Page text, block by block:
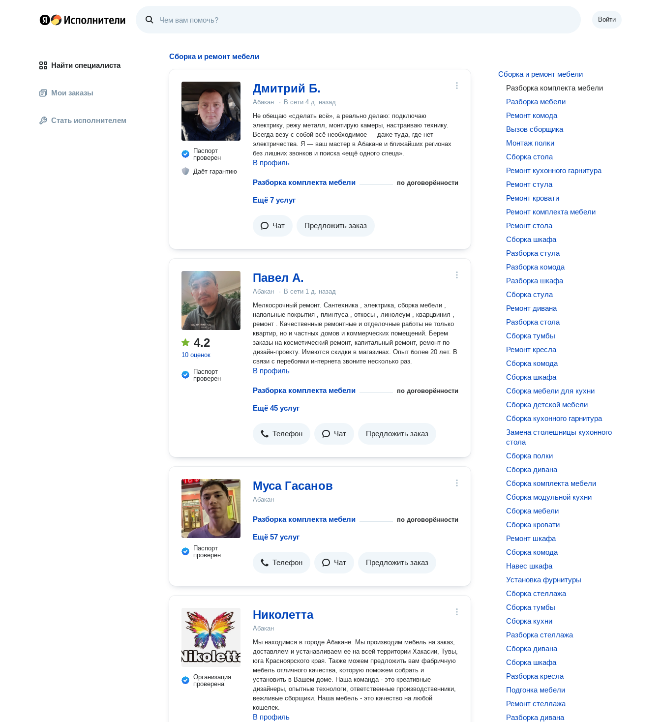
Войти
Найти специалиста
Мои заказы
Стать исполнителем
Сборка и ремонт мебели
Паспорт
проверен
Даёт гарантию
Дмитрий Б.
Абакан · В сети 4 д. назад
Не обещаю «сделать всё», а реально делаю: подключаю
электрику, режу металл, монтирую камеры, настраиваю технику.
Всегда везу с собой всё необходимое — даже туда, где нет
электричества. Я — ваш мастер в Абакане и ближайших регионах
без лишних звонков и поиска «ещё одного спеца».
В профиль
Разборка комплекта мебели по договорённости
Ещё 7 услуг
Чат Предложить заказ
4.2
10 оценок
Паспорт
проверен
Павел А.
Абакан · В сети 1 д. назад
Мелкосрочный ремонт. Сантехника , электрика, сборка мебели ,
напольные покрытия , плинтуса , откосы , линолеум , кварцвинил ,
ремонт . Качественные ремонтные и отделочные работы не только
квартир, но и частных домов и коммерческих помещений. Берем
заказы на косметический ремонт, капитальный ремонт, ремонт по
дизайн-проекту. Имеются скидки в магазинах. Опыт более 20 лет. В
связи с перебоями интернета звоните несколько раз.
В профиль
Разборка комплекта мебели по договорённости
Ещё 45 услуг
Телефон Чат Предложить заказ
Паспорт
проверен
Муса Гасанов
Абакан
Разборка комплекта мебели по договорённости
Ещё 57 услуг
Телефон Чат Предложить заказ
Организация
проверена
Николетта
Абакан
Мы находимся в городе Абакане. Мы производим мебель на заказ,
доставляем и устанавливаем ее на всей территории Хакасии, Тувы,
юга Красноярского края. Также можем предложить вам фабричную
мебель отличного качества, которую поможем собрать и
установить в Вашем доме. Наша команда - это креативные
дизайнеры, опытные технологи, ответственные производственники,
вежливые сборщики. Наша мебель - это качество на любой
кошелек.
В профиль
Сборка и ремонт мебели
Разборка комплекта мебели
Разборка мебели
Ремонт комода
Вызов сборщика
Монтаж полки
Сборка стола
Ремонт кухонного гарнитура
Ремонт стула
Ремонт кровати
Ремонт комплекта мебели
Ремонт стола
Сборка шкафа
Разборка стула
Разборка комода
Разборка шкафа
Сборка стула
Ремонт дивана
Разборка стола
Сборка тумбы
Ремонт кресла
Сборка комода
Сборка шкафа
Сборка мебели для кухни
Сборка детской мебели
Сборка кухонного гарнитура
Замена столешницы кухонного
стола
Сборка полки
Сборка дивана
Сборка комплекта мебели
Сборка модульной кухни
Сборка мебели
Сборка кровати
Ремонт шкафа
Сборка комода
Навес шкафа
Установка фурнитуры
Сборка стеллажа
Сборка тумбы
Сборка кухни
Разборка стеллажа
Сборка дивана
Сборка шкафа
Разборка кресла
Подгонка мебели
Ремонт стеллажа
Разборка дивана